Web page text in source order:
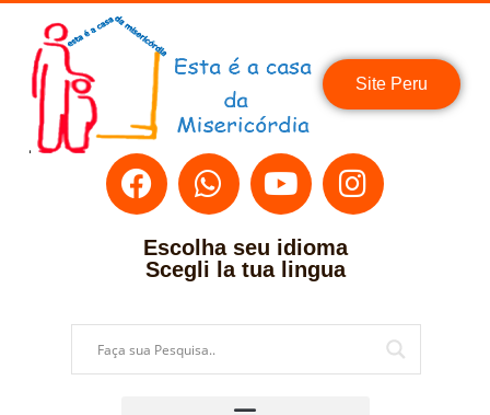
Site Peru
Escolha seu idioma
Scegli la tua lingua